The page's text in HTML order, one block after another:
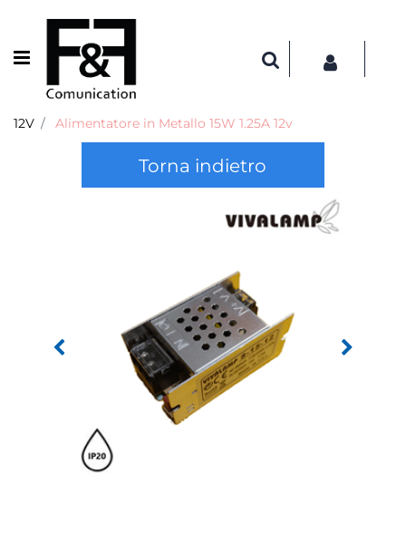
Open menu
12V Alimentatore in Metallo 15W 1.25A 12v
Torna indietro